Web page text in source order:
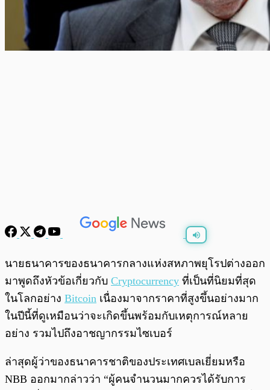
0:00 0:00
นายธนาคารของธนาคารกลางแห่งสหภาพยุโรปต่างออก
มาพูดถึงหัวข้อเกี่ยวกับ Cryptocurrency ที่เป็นที่นิยมที่สุด
ในโลกอย่าง Bitcoin เนื่องมาจากราคาที่สูงขึ้นอย่างมาก
ในปีนี้ที่ดูเหมือนว่าจะเกิดขึ้นพร้อมกับเหตุการณ์หลาย
อย่าง รวมไปถึงอาชญากรรมไซเบอร์
ล่าสุดผู้ว่าของธนาคารชาติของประเทศเบลเยี่ยมหรือ
NBB ออกมากล่าวว่า “ผู้คนจำนวนมากควรได้รับการ